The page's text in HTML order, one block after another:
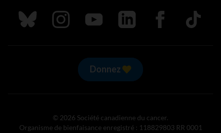
Suivez nous sur Bluesky
Suivez nous sur Instagram
Suivez nous sur Youtube
Suivez nous sur LinkedIn
Suivez nous sur
TikTok
Donnez
© 2026 Société canadienne du cancer.
Organisme de bienfaisance enregistré : 118829803 RR 0001